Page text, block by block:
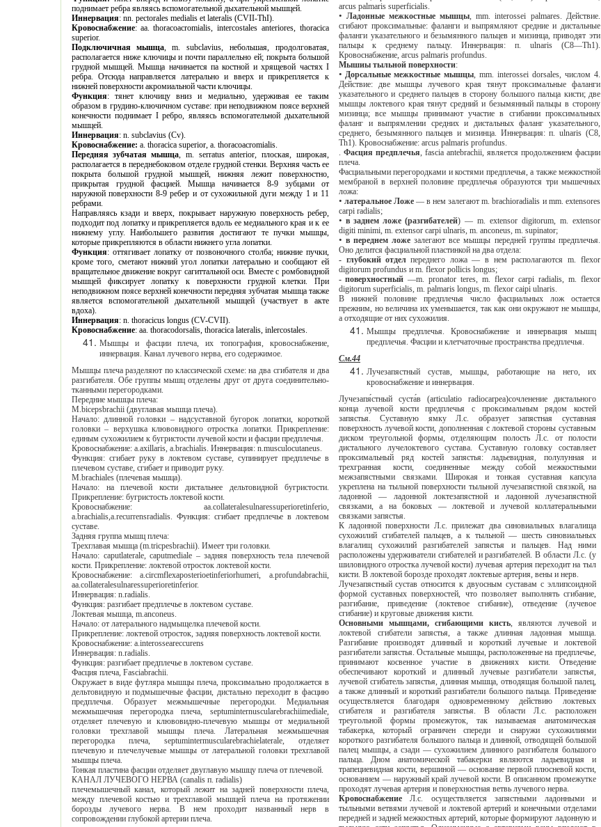
поднимает ребра являясь вспомогательной дыхательной мышцей.
Иннервация: nn. pectorales medialis et lateralis (CVII-ThI).
Кровоснабжение: аа. thoracoacromialis, intercostales anteriores, thoracica
superior.
Подключичная мышца, m. subclavius, небольшая, продолговатая,
располагается ниже ключицы и почти параллельно ей; покрыта большой
грудной мышцей. Мышца начинается па костной и хрящевой частях I
ребра. Отсюда направляется латерально и вверх и прикрепляется к
нижней поверхности акромиальной части ключицы.
Функция: тянет ключицу вниз и медиально, удерживая ее таким
образом в грудино-ключичном суставе: при неподвижном поясе верхней
конечности поднимает I ребро, являясь вспомогательной дыхательной
мышцей.
Иннервация : n. subclavius (Cv).
Кровоснабжение: a. thoracica superior, a. thoracoacromialis.
Передняя зубчатая мышца, m. serratus anterior, плоская, широкая,
располагается в переднебоковом отделе грудной стенки. Верхняя часть ее
покрыта большой грудной мышцей, нижняя лежит поверхностно,
прикрытая грудной фасцией. Мышца начинается 8-9 зубцами от
наружной поверхности 8-9 ребер и от сухожильной дуги между 1 и 11
ребрами.
Направляясь кзади и вверх, покрывает наружную поверхность ребер,
подходит под лопатку и прикрепляется вдоль ее медиального края и к ее
нижнему углу. Наибольшего развития достигают те пучки мышцы,
которые прикрепляются в области нижнего угла лопатки.
Функция: оттягивает лопатку от позвоночного столба; нижние пучки,
кроме того, сметают нижний угол лопатки латерально и сообщают ей
вращательное движение вокруг сагиттальной оси. Вместе с ромбовидной
мышцей фиксирует лопатку к поверхности грудной клетки. При
неподвижном поясе верхней конечности передняя зубчатая мышца также
является вспомогательной дыхательной мышцей (участвует в акте
вдоха).
Иннервация : n. thoracicus longus (CV-CVII).
Кровоснабжение: аа . thoracodorsalis, thoracica lateralis, inlercostales.
Мышцы и фасции плеча, их топография, кровоснабжение,
иннервация. Канал лучевого нерва, его содержимое.
Мышцы плеча разделяют по классической схеме: на два сгибателя и два
разгибателя. Обе группы мышц отделены друг от друга соединительно-
тканными перегородками.
Передние мышцы плеча:
M.bicepsbrachii (двуглавая мышца плеча).
Начало: длинной головки – надсуставной бугорок лопатки, короткой
головки – верхушка клювовидного отростка лопатки. Прикрепление:
единым сухожилием к бугристости лучевой кости и фасции предплечья.
Кровоснабжение: a.axillaris, a.brachialis. Иннервация: n.musculocutaneus.
Функция: сгибает руку в локтевом суставе, супинирует предплечье в
плечевом суставе, сгибает и приводит руку.
M.brachiales (плечевая мышца).
Начало: на плечевой кости дистальнее дельтовидной бугристости.
Прикрепление: бугристость локтевой кости.
Кровоснабжение: aa.collateralesulnaressuperioretinferio,
a.brachialis,a.recurrensradialis. Функция: сгибает предплечье в локтевом
суставе.
Задняя группа мышц плеча:
Трехглавая мышца (m.tricpesbrachii). Имеет три головки.
Начало: caputlaterale, caputmediale – задняя поверхность тела плечевой
кости. Прикрепление: локтевой отросток локтевой кости.
Кровоснабжение: a.circmflexaposterioetinferiorhumeri, a.profundabrachii,
aa.collateralesulnaressuperioretinferior.
Иннервация: n.radialis.
Функция: разгибает предплечье в локтевом суставе.
Локтевая мышца, m.anconeus.
Начало: от латерального надмыщелка плечевой кости.
Прикрепление: локтевой отросток, задняя поверхность локтевой кости.
Кровоснабжение: a.interosseareccurens
Иннервация: n.radialis.
Функция: разгибает предплечье в локтевом суставе.
Фасция плеча, Fasciabrachii.
Окружает в виде футляра мышцы плеча, проксимально продолжается в
дельтовидную и подмышечные фасции, дистально переходит в фасцию
предплечья. Образует межмышечные перегородки. Медиальная
межмышечная перегородка плеча, septuminternuscularebrachiimediale,
отделяет плечевую и клювовидно-плечевую мышцы от медиальной
головки трехглавой мышцы плеча. Латеральная межмышечная
перегородка плеча, septumintermuscularebrachielaterale, отделяет
плечевую и плечелучевые мышцы от латеральной головки трехглавой
мышцы плеча.
Тонкая пластина фасции отделяет двуглавую мышцу плеча от плечевой.
КАНАЛ ЛУЧЕВОГО НЕРВА (canalis п. radialis)
плечемышечный канал, который лежит на задней поверхности плеча,
между плечевой костью и трехглавой мышцей плеча на протяжении
борозды лучевого нерва. В нем проходит названный нерв в
сопровождении глубокой артерии плеча.
arcus palmaris superficialis.
• Ладонные межкостные мышцы, mm. interossei palmares. Действие.
сгибают проксимальные: фаланги и выпрямляют средние и дистальные
фаланги указательного и безымянного пальцев и мизинца, приводят эти
пальцы к среднему пальцу. Иннервация: п. ulnaris (С8—Тh1).
Кровоснабжение, arcus palmaris profundus.
Мышиы тыльной поверхности:
• Дорсальные межкостные мышцы, mm. interossei dorsales, числом 4.
Действие: две мышцы лучевого края тянут проксимальные фаланги
указательного и среднего пальцев в сторону большого пальца кисти; две
мышцы локтевого края тянут средний и безымянный пальцы в сторону
мизинца; все мышцы принимают участие в сгибании проксимальных
фаланг и выпрямлении средних и дистальных фаланг указательного,
среднего, безымянного пальцев и мизинца. Иннервация: п. ulnaris (C8,
Тh1). Кровоснабжение: arcus palmaris profundus.
.
Фасция предплечья, fascia antebrachii, является продолжением фасции
плеча.
Фасциальными перегородками и костями предплечья, а также межкостной
мембраной в верхней половине предплечья образуются три мышечных
ложа:
• латеральное Ложе — в нем залегают m. brachioradialis и mm. extensores
carpi radialis;
• в заднем ложе (разгибателей)
digiti minimi, m. extensor carpi ulnaris, m. anconeus, m. supinator;
• в переднем ложе залегают все мышцы передней группы предплечья.
Оно делится фасциальной пластинкой на два отдела:
- глубокий отдел
digitorum profundus и m. flexor pollicis longus;
- поверхностный
digitorum superficialis, m. palmaris longus, m. flexor caipi ulnaris.
В нижней половине предплечья число фасциальных лож остается
прежним, но величина их уменьшается, так как они окружают не мышцы,
а отходящие от них сухожилия.
Мышцы предплечья. Кровоснабжение и иннервация мышц
предплечья. Фасции и клетчаточные пространства предплечья.
См.44
Лучезапястный сустав, мышцы, работающие на него, их
кровоснабжение и иннервация.
Лучезапя́стный суста́в (articulatio radiocarpea)сочленение дистального
конца лучевой кости предплечья с проксимальным рядом костей
запястья. Суставную ямку Л.с. образует запястная суставная
поверхность лучевой кости, дополненная с локтевой стороны суставным
диском треугольной формы, отделяющим полость Л.с. от полости
дистального лучелоктевого сустава. Суставную головку составляет
проксимальный ряд костей запястья: ладьевидная, полулунная и
трехгранная кости, соединенные между собой межкостными
межзапястными связками. Широкая и тонкая суставная капсула
укреплена на тыльной поверхности тыльной лучезапястной связкой, на
ладонной — ладонной локтезапястной и ладонной лучезапястной
связками, а на боковых — локтевой и лучевой коллатеральными
связками запястья.
К ладонной поверхности Л.с. прилежат два синовиальных влагалища
сухожилий сгибателей пальцев, а к тыльной — шесть синовиальных
влагалищ сухожилий разгибателей запястья и пальцев. Над ними
расположены удерживатели сгибателей и разгибателей. В области Л.с. (у
шиловидного отростка лучевой кости) лучевая артерия переходит на тыл
кисти. В локтевой борозде проходят локтевые артерия, вены и нерв.
Лучезапястный сустав относится к двуосным суставам с эллипсоидной
формой суставных поверхностей, что позволяет выполнять сгибание,
разгибание, приведение (локтевое сгибание), отведение (лучевое
сгибание) и круговые движения кисти.
Основными мышцами, сгибающими кисть, являются лучевой и
локтевой сгибатели запястья, а также длинная ладонная мышца.
Разгибание производят длинный и короткий лучевые и локтевой
разгибатели запястья. Остальные мышцы, расположенные на предплечье,
принимают косвенное участие в движениях кисти. Отведение
обеспечивают короткий и длинный лучевые разгибатели запястья,
лучевой сгибатель запястья, длинная мышца, отводящая большой палец,
а также длинный и короткий разгибатели большого пальца. Приведение
осуществляется благодаря одновременному действию локтевых
сгибателя и разгибателя запястья. В области Л.с. расположен
треугольной формы промежуток, так называемая анатомическая
табакерка, который ограничен спереди и снаружи сухожилиями
короткого разгибателя большого пальца и длинной, отводящей большой
палец мышцы, а сзади — сухожилием длинного разгибателя большого
пальца. Дном анатомической табакерки являются ладьевидная и
трапециевидная кости, вершиной — основание первой плюсневой кости,
основанием — наружный край лучевой кости. В описанном промежутке
проходят лучевая артерия и поверхностная ветвь лучевого нерва.
Кровоснабжение
тыльными ветвями лучевой и локтевой артерий и конечными отделами
передней и задней межкостных артерий, которые формируют ладонную и